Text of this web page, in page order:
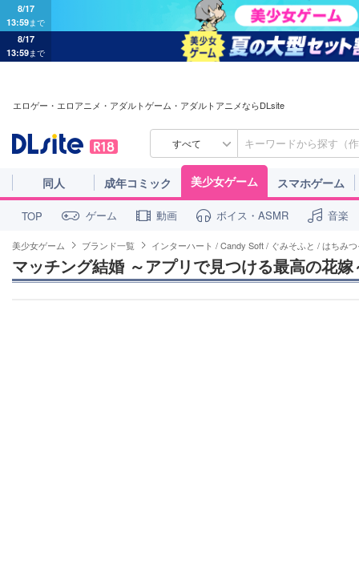
8/17
13:59まで
8/17
13:59まで
エロゲー・エロアニメ・アダルトゲーム・アダルトアニメならDLsite
すべて
同人 成年コミック 美少女ゲーム スマホゲーム
TOP ゲーム 動画 ボイス・ASMR 音楽
美少女ゲーム ブランド一覧 インターハート / Candy Soft / ぐみそふと / はちみ
マッチング結婚 ～アプリで見つける最高の花嫁